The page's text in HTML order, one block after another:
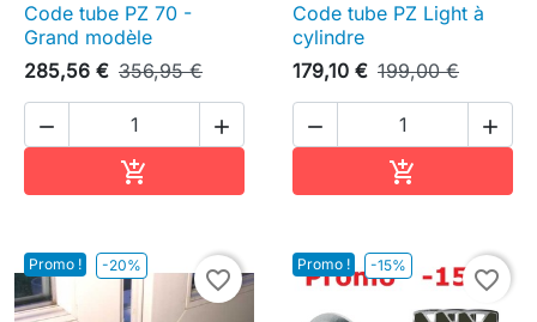
Code tube PZ 70 -
Grand modèle
285,56 € 356,95 €
 

Code tube PZ Light à
cylindre
179,10 € 199,00 €
 

Promo ! -20%
favorite_border
Promo ! -15%
favorite_border